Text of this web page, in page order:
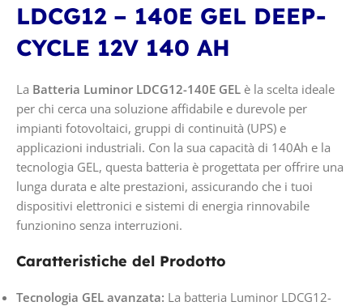
LDCG12 – 140E GEL DEEP-
CYCLE 12V 140 AH
La Batteria Luminor LDCG12-140E GEL è la scelta ideale
per chi cerca una soluzione affidabile e durevole per
impianti fotovoltaici, gruppi di continuità (UPS) e
applicazioni industriali. Con la sua capacità di 140Ah e la
tecnologia GEL, questa batteria è progettata per offrire una
lunga durata e alte prestazioni, assicurando che i tuoi
dispositivi elettronici e sistemi di energia rinnovabile
funzionino senza interruzioni.
Caratteristiche del Prodotto
Tecnologia GEL avanzata: La batteria Luminor LDCG12-